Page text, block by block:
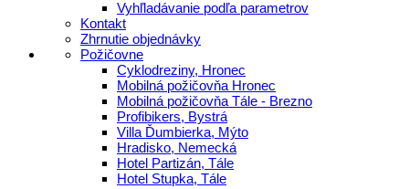
Vyhľladávanie podľa parametrov
Kontakt
Zhrnutie objednávky
Požičovne
Cyklodreziny, Hronec
Mobilná požičovňa Hronec
Mobilná požičovňa Tále - Brezno
Profibikers, Bystrá
Villa Ďumbierka, Mýto
Hradisko, Nemecká
Hotel Partizán, Tále
Hotel Stupka, Tále